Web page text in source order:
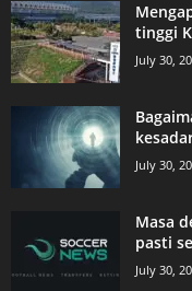
tinggi
July 30,
July 30,
Masa
pasti
July 30,